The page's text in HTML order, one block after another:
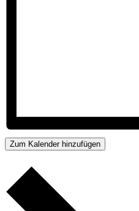
Zum Kalender hinzufügen